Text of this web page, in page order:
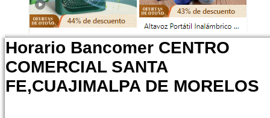
Horario Bancomer CENTRO
COMERCIAL SANTA
FE,CUAJIMALPA DE MORELOS